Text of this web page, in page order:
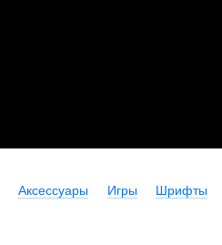
Аксессуары Игры Шрифты